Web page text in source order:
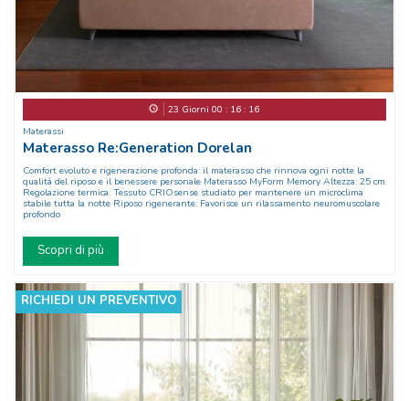
23 Giorni 00 : 16: 13
Materassi
Materasso Re:Generation Dorelan
Comfort evoluto e rigenerazione profonda: il materasso che rinnova ogni notte la
qualità del riposo e il benessere personale Materasso MyForm Memory Altezza: 25 cm
Regolazione termica: Tessuto CRIOsense studiato per mantenere un microclima
stabile tutta la notte Riposo rigenerante: Favorisce un rilassamento neuromuscolare
profondo
Scopri di più
RICHIEDI UN PREVENTIVO